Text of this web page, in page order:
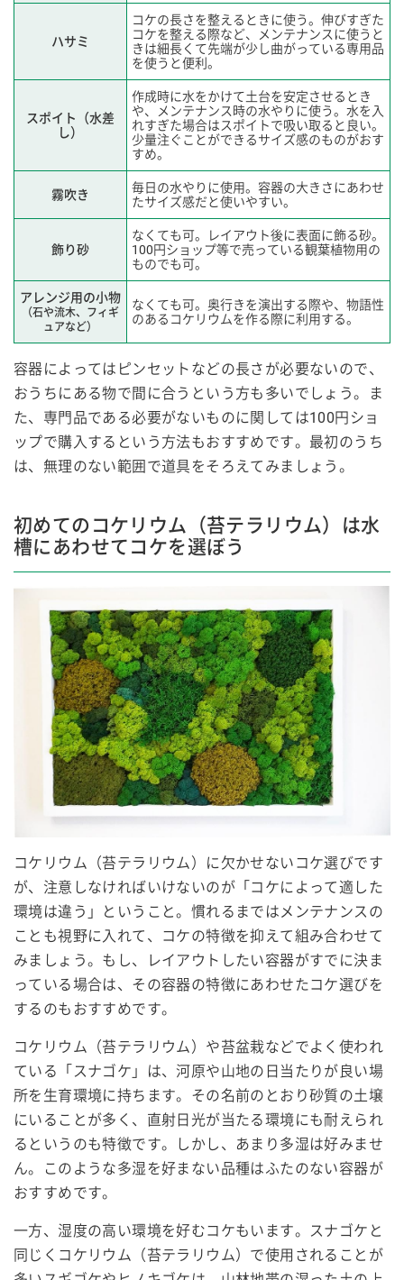
ハサミ
コケの長さを整えるときに使う。伸びすぎた
コケを整える際など、メンテナンスに使うと
きは細長くて先端が少し曲がっている専用品
を使うと便利。
スポイト（水差
し）
作成時に水をかけて土台を安定させるとき
や、メンテナンス時の水やりに使う。水を入
れすぎた場合はスポイトで吸い取ると良い。
少量注ぐことができるサイズ感のものがおす
すめ。
霧吹き
毎日の水やりに使用。容器の大きさにあわせ
たサイズ感だと使いやすい。
飾り砂
なくても可。レイアウト後に表面に飾る砂。
100円ショップ等で売っている観葉植物用の
ものでも可。
アレンジ用の小物
（石や流木、フィギ
ュアなど）
なくても可。奥行きを演出する際や、物語性
のあるコケリウムを作る際に利用する。
容器によってはピンセットなどの長さが必要ないので、
おうちにある物で間に合うという方も多いでしょう。ま
た、専門品である必要がないものに関しては100円ショ
ップで購入するという方法もおすすめです。最初のうち
は、無理のない範囲で道具をそろえてみましょう。
初めてのコケリウム（苔テラリウム）は水
槽にあわせてコケを選ぼう
コケリウム（苔テラリウム）に欠かせないコケ選びです
が、注意しなければいけないのが「コケによって適した
環境は違う」ということ。慣れるまではメンテナンスの
ことも視野に入れて、コケの特徴を抑えて組み合わせて
みましょう。もし、レイアウトしたい容器がすでに決ま
っている場合は、その容器の特徴にあわせたコケ選びを
するのもおすすめです。
コケリウム（苔テラリウム）や苔盆栽などでよく使われ
ている「スナゴケ」は、河原や山地の日当たりが良い場
所を生育環境に持ちます。その名前のとおり砂質の土壌
にいることが多く、直射日光が当たる環境にも耐えられ
るというのも特徴です。しかし、あまり多湿は好みませ
ん。このような多湿を好まない品種はふたのない容器が
おすすめです。
一方、湿度の高い環境を好むコケもいます。スナゴケと
同じくコケリウム（苔テラリウム）で使用されることが